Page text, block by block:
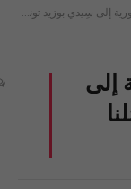
بوزيد تونس، وصَلنا نداؤكم
إلى